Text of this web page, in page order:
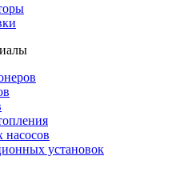
насосов
установок